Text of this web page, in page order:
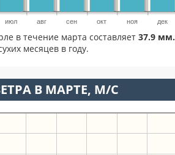
июл авг сен окт ноя дек
в течение марта составляет 37.9 мм.
месяцев в году.
В МАРТЕ, М/С